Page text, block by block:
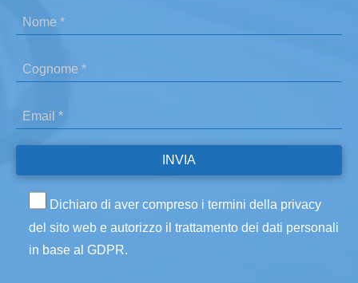
Dichiaro di aver compreso i termini della privacy
del sito web e autorizzo il trattamento dei dati personali
in base al GDPR.